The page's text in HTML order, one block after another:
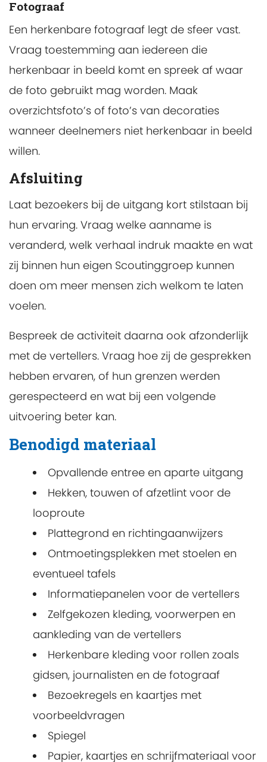
Fotograaf
Een herkenbare fotograaf legt de sfeer vast.
Vraag toestemming aan iedereen die
herkenbaar in beeld komt en spreek af waar
de foto gebruikt mag worden. Maak
overzichtsfoto’s of foto’s van decoraties
wanneer deelnemers niet herkenbaar in beeld
willen.
Afsluiting
Laat bezoekers bij de uitgang kort stilstaan bij
hun ervaring. Vraag welke aanname is
veranderd, welk verhaal indruk maakte en wat
zij binnen hun eigen Scoutinggroep kunnen
doen om meer mensen zich welkom te laten
voelen.
Bespreek de activiteit daarna ook afzonderlijk
met de vertellers. Vraag hoe zij de gesprekken
hebben ervaren, of hun grenzen werden
gerespecteerd en wat bij een volgende
uitvoering beter kan.
Benodigd materiaal
Opvallende entree en aparte uitgang
Hekken, touwen of afzetlint voor de
looproute
Plattegrond en richtingaanwijzers
Ontmoetingsplekken met stoelen en
eventueel tafels
Informatiepanelen voor de vertellers
Zelfgekozen kleding, voorwerpen en
aankleding van de vertellers
Herkenbare kleding voor rollen zoals
gidsen, journalisten en de fotograaf
Bezoekregels en kaartjes met
voorbeeldvragen
Spiegel
Papier, kaartjes en schrijfmateriaal voor